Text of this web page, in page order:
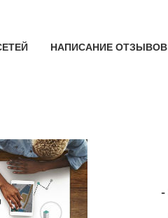
НАПИСАНИЕ ОТЗЫВОВ